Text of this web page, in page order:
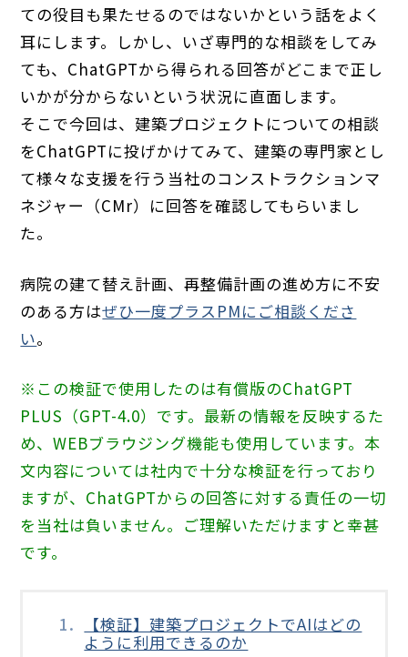
ての役目も果たせるのではないかという話をよく
耳にします。しかし、いざ専門的な相談をしてみ
ても、ChatGPTから得られる回答がどこまで正し
いかが分からないという状況に直面します。
そこで今回は、建築プロジェクトについての相談
をChatGPTに投げかけてみて、建築の専門家とし
て様々な支援を行う当社のコンストラクションマ
ネジャー（CMr）に回答を確認してもらいまし
た。
病院の建て替え計画、再整備計画の進め方に不安
のある方はぜひ一度プラスPMにご相談くださ
い。
※この検証で使用したのは有償版のChatGPT
PLUS（GPT-4.0）です。最新の情報を反映するた
め、WEBブラウジング機能も使用しています。本
文内容については社内で十分な検証を行っており
ますが、ChatGPTからの回答に対する責任の一切
を当社は負いません。ご理解いただけますと幸甚
です。
【検証】建築プロジェクトでAIはどの
ように利用できるのか